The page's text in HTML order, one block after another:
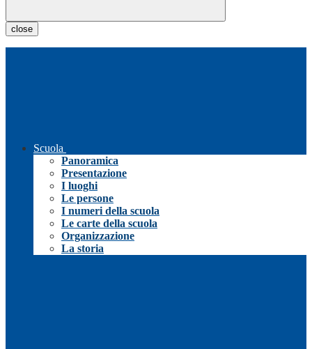
close
Scuola
Panoramica
Presentazione
I luoghi
Le persone
I numeri della scuola
Le carte della scuola
Organizzazione
La storia